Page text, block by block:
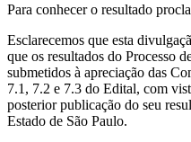
Para conhecer o resultado
Esclarecemos que esta
que os resultados do Processo
submetidos à apreciação das
7.1, 7.2 e 7.3 do Edital, com
posterior publicação do seu
Estado de São Paulo.